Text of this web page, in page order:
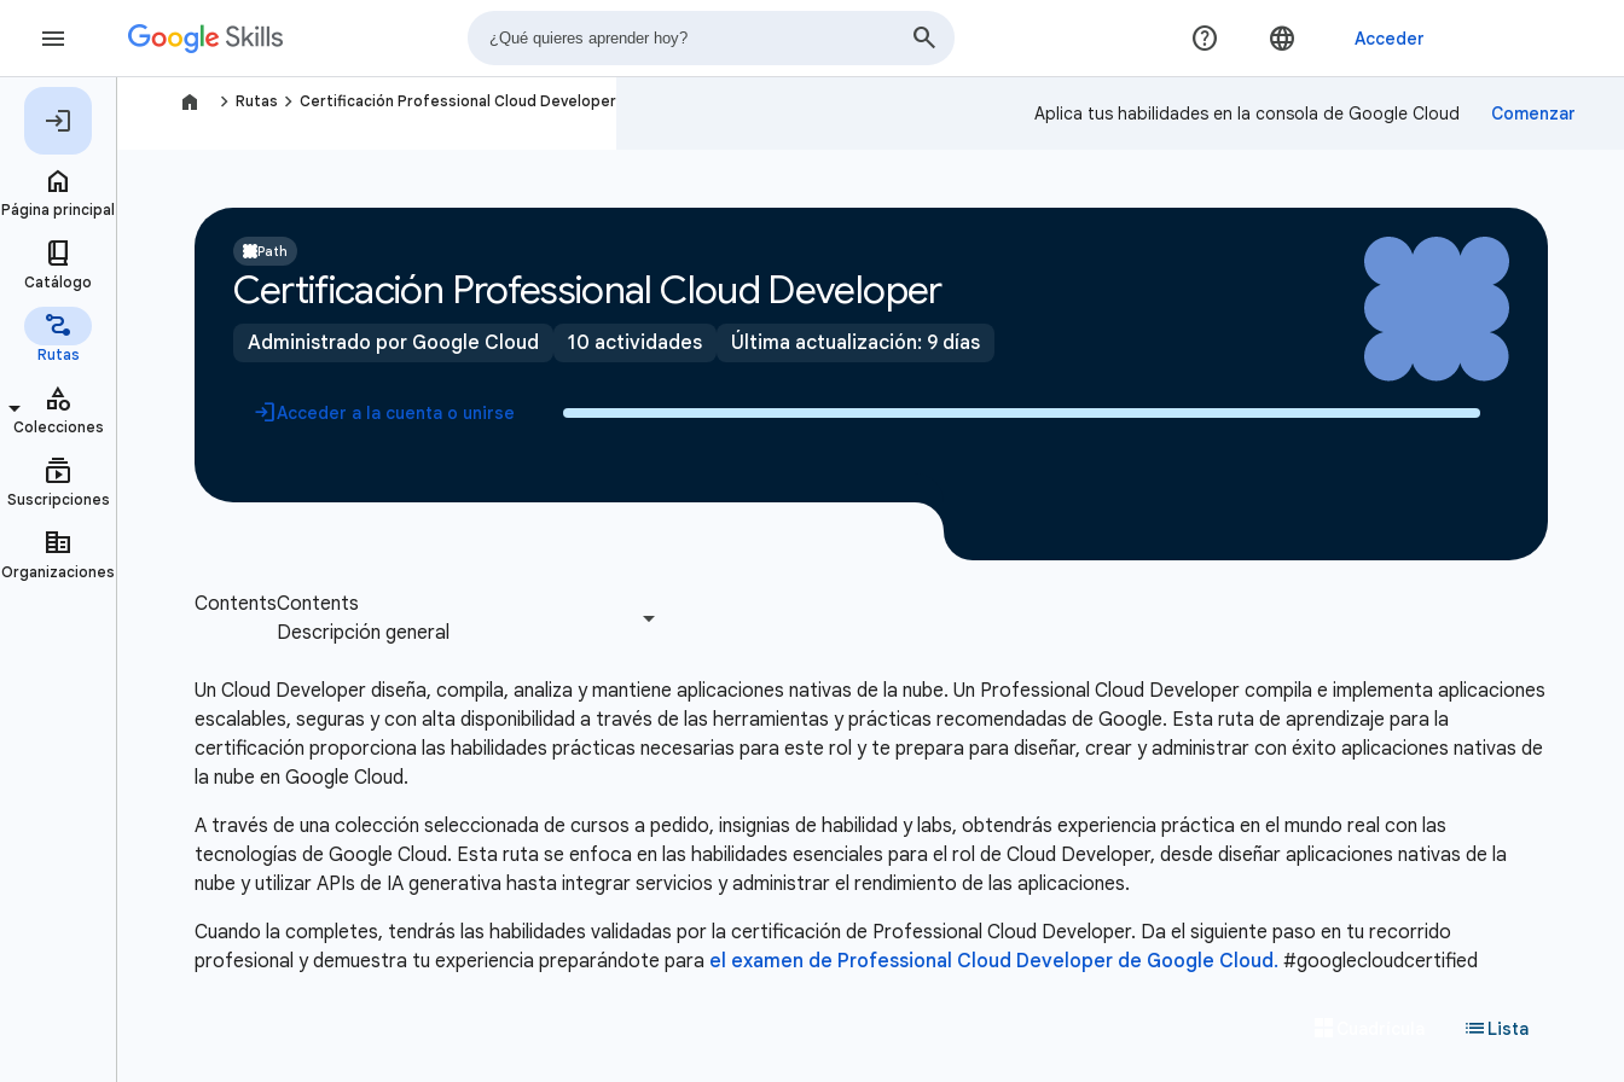
navigate_next Rutas navigate_next Certificación Professional Cloud Developer
Aplica tus habilidades en la consola de Google Cloud
Path
Certificación Professional Cloud Developer
Administrado por Google Cloud 10 actividades Última actualización: 9 días
Acceder a la cuenta o unirse
Un Cloud Developer diseña, compila, analiza y mantiene aplicaciones nativas de la nube. Un Professional Cloud Developer compila e implementa aplicaciones
escalables, seguras y con alta disponibilidad a través de las herramientas y prácticas recomendadas de Google. Esta ruta de aprendizaje para la
certificación proporciona las habilidades prácticas necesarias para este rol y te prepara para diseñar, crear y administrar con éxito aplicaciones nativas de
la nube en Google Cloud.
A través de una colección seleccionada de cursos a pedido, insignias de habilidad y labs, obtendrás experiencia práctica en el mundo real con las
tecnologías de Google Cloud. Esta ruta se enfoca en las habilidades esenciales para el rol de Cloud Developer, desde diseñar aplicaciones nativas de la
nube y utilizar APIs de IA generativa hasta integrar servicios y administrar el rendimiento de las aplicaciones.
Cuando la completes, tendrás las habilidades validadas por la certificación de Professional Cloud Developer. Da el siguiente paso en tu recorrido
profesional y demuestra tu experiencia preparándote para el examen de Professional Cloud Developer de Google Cloud. #googlecloudcertified